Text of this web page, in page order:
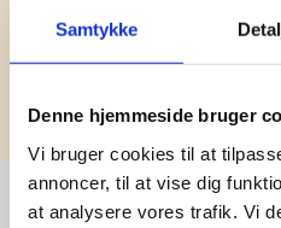
Samtykke
Denne hjemmeside bruger
Vi bruger cookies til at
annoncer, til at vise dig
at analysere vores trafik. Vi